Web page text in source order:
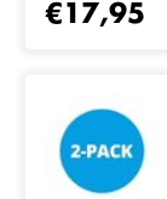
€17,95